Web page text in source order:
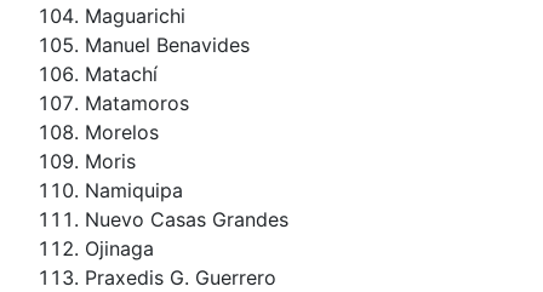
Maguarichi
Manuel Benavides
Matachí
Matamoros
Morelos
Moris
Namiquipa
Nuevo Casas Grandes
Ojinaga
Praxedis G. Guerrero